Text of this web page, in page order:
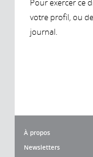
Pour exercer ce
votre profil, ou
journal.
À propos
Newsletters